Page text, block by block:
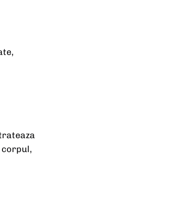
corpul,